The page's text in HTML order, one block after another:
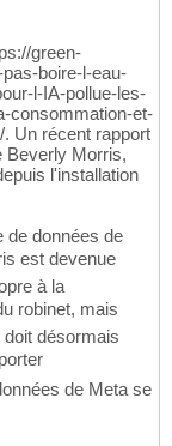
green-
boire-l-eau-
l-IA-pollue-les-
consommation-et-
Un récent rapport
Beverly Morris,
l'installation
de données de
est devenue
à la
robinet, mais
désormais
de Meta se